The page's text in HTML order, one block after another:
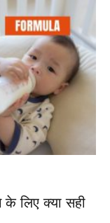
लिए क्या सही